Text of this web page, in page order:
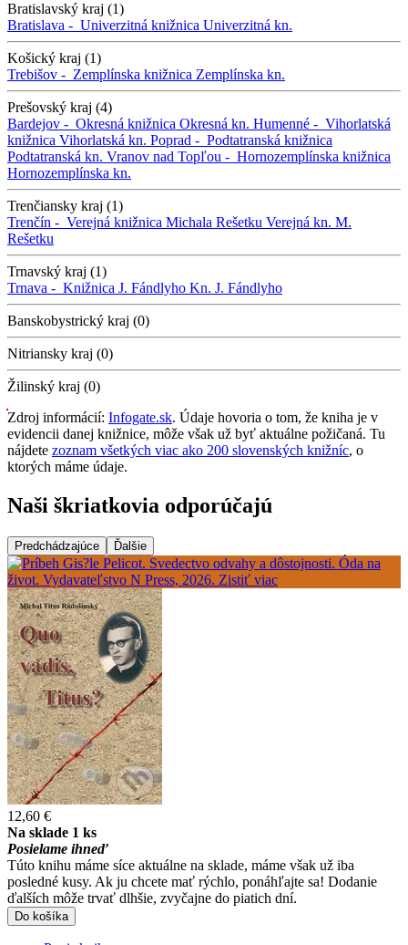
Bratislavský kraj (1)
Bratislava - Univerzitná knižnica Univerzitná kn.
Košický kraj (1)
Trebišov - Zemplínska knižnica Zemplínska kn.
Prešovský kraj (4)
Bardejov - Okresná knižnica Okresná kn. Humenné - Vihorlatská
knižnica Vihorlatská kn. Poprad - Podtatranská knižnica
Podtatranská kn. Vranov nad Topľou - Hornozemplínska knižnica
Hornozemplínska kn.
Trenčiansky kraj (1)
Trenčín - Verejná knižnica Michala Rešetku Verejná kn. M.
Rešetku
Trnavský kraj (1)
Trnava - Knižnica J. Fándlyho Kn. J. Fándlyho
Banskobystrický kraj (0)
Nitriansky kraj (0)
Žilinský kraj (0)
Zdroj informácií: Infogate.sk. Údaje hovoria o tom, že kniha je v
evidencii danej knižnice, môže však už byť aktuálne požičaná. Tu
nájdete zoznam všetkých viac ako 200 slovenských knižníc, o
ktorých máme údaje.
Naši škriatkovia odporúčajú
Predchádzajúce Ďalšie
12,60 €
Na sklade 1 ks
Posielame ihneď
Túto knihu máme síce aktuálne na sklade, máme však už iba
posledné kusy. Ak ju chcete mať rýchlo, ponáhľajte sa! Dodanie
ďalších môže trvať dlhšie, zvyčajne do piatich dní.
Do košíka